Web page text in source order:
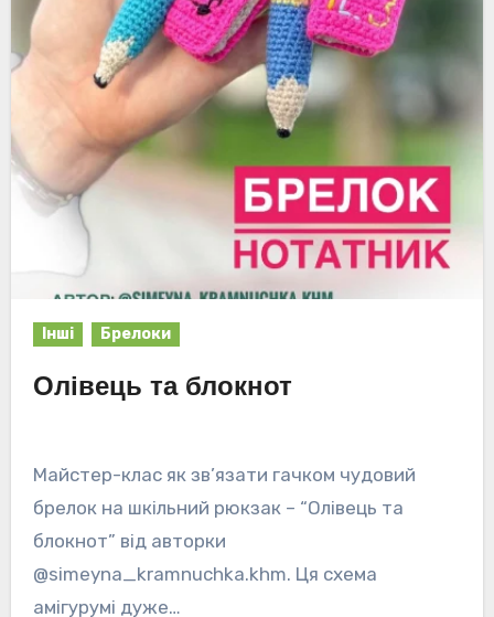
Інші Брелоки
Олівець та блокнот
Майстер-клас як зв’язати гачком чудовий
брелок на шкільний рюкзак – “Олівець та
блокнот” від авторки
@simeyna_kramnuchka.khm. Ця схема
амігурумі дуже…